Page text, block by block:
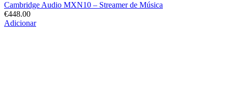
Cambridge Audio MXN10 – Streamer de Música
€448.00
Adicionar